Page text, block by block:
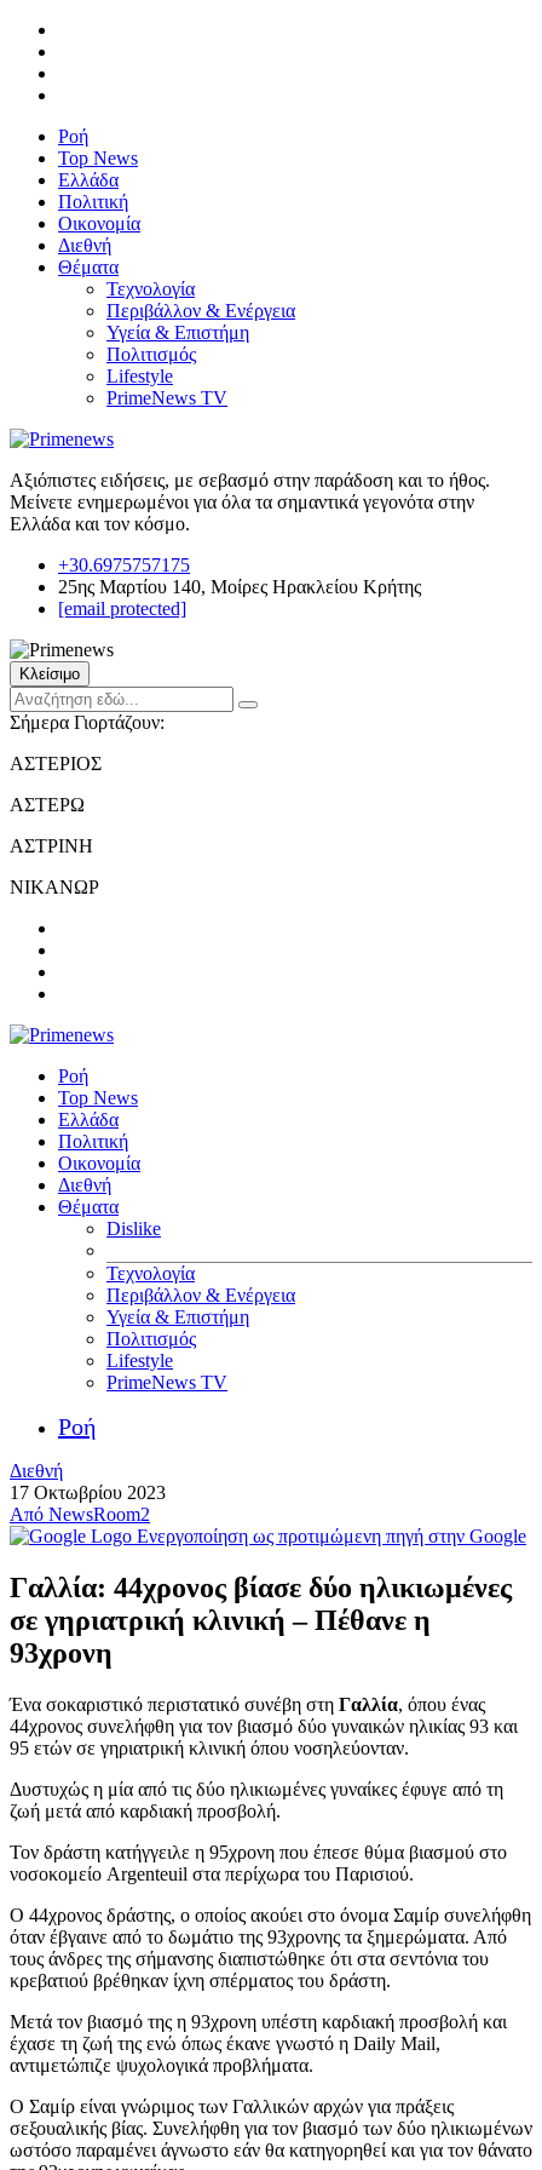
Ροή
Top News
Ελλάδα
Πολιτική
Οικονομία
Διεθνή
Θέματα
Τεχνολογία
Περιβάλλον & Ενέργεια
Υγεία & Επιστήμη
Πολιτισμός
Lifestyle
PrimeNews TV
Αξιόπιστες ειδήσεις, με σεβασμό στην παράδοση και το ήθος.
Μείνετε ενημερωμένοι για όλα τα σημαντικά γεγονότα στην
Ελλάδα και τον κόσμο.
+30.6975757175
25ης Μαρτίου 140, Μοίρες Ηρακλείου Κρήτης
[email protected]
Κλείσιμο
Σήμερα Γιορτάζουν:
ΑΣΤΕΡΙΟΣ
ΑΣΤΕΡΩ
ΑΣΤΡΙΝΗ
ΝΙΚΑΝΩΡ
Ροή
Top News
Ελλάδα
Πολιτική
Οικονομία
Διεθνή
Θέματα
Dislike
Τεχνολογία
Περιβάλλον & Ενέργεια
Υγεία & Επιστήμη
Πολιτισμός
Lifestyle
PrimeNews TV
Ροή
Διεθνή
17 Οκτωβρίου 2023
Από NewsRoom2
Ενεργοποίηση ως προτιμώμενη πηγή στην Google
Γαλλία: 44χρονος βίασε δύο ηλικιωμένες
σε γηριατρική κλινική – Πέθανε η
93χρονη
Ένα σοκαριστικό περιστατικό συνέβη στη Γαλλία, όπου ένας
44χρονος συνελήφθη για τον βιασμό δύο γυναικών ηλικίας 93 και
95 ετών σε γηριατρική κλινική όπου νοσηλεύονταν.
Δυστυχώς η μία από τις δύο ηλικιωμένες γυναίκες έφυγε από τη
ζωή μετά από καρδιακή προσβολή.
Τον δράστη κατήγγειλε η 95χρονη που έπεσε θύμα βιασμού στο
νοσοκομείο Argenteuil στα περίχωρα του Παρισιού.
Ο 44χρονος δράστης, ο οποίος ακούει στο όνομα Σαμίρ συνελήφθη
όταν έβγαινε από το δωμάτιο της 93χρονης τα ξημερώματα. Από
τους άνδρες της σήμανσης διαπιστώθηκε ότι στα σεντόνια του
κρεβατιού βρέθηκαν ίχνη σπέρματος του δράστη.
Μετά τον βιασμό της η 93χρονη υπέστη καρδιακή προσβολή και
έχασε τη ζωή της ενώ όπως έκανε γνωστό η Daily Mail,
αντιμετώπιζε ψυχολογικά προβλήματα.
Ο Σαμίρ είναι γνώριμος των Γαλλικών αρχών για πράξεις
σεξουαλικής βίας. Συνελήφθη για τον βιασμό των δύο ηλικιωμένων
ωστόσο παραμένει άγνωστο εάν θα κατηγορηθεί και για τον θάνατο